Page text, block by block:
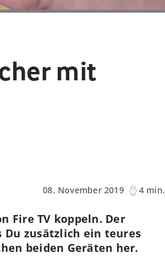
mit
08. November 2019
4 min.
Fire TV koppeln. Der
Du zusätzlich ein teures
beiden Geräten her.